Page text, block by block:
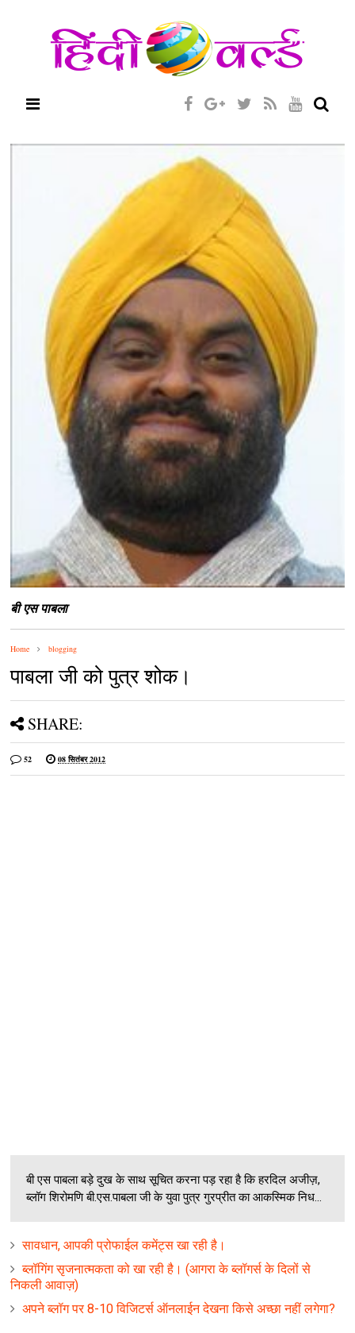
बी एस पाबला
Home blogging
पाबला जी को पुत्र शोक।
SHARE:
52 08 सितंबर 2012
बी एस पाबला बड़े दुख के साथ सूचित करना पड़ रहा है कि हरदिल अजीज़,
ब्‍लॉग शिरोमणि बी.एस.पाबला जी के युवा पुत्र गुरप्रीत का आकस्मिक निध...
सावधान, आपकी प्रोफाईल कमेंट्स खा रही है।
ब्लॉगिंग सृजनात्मकता को खा रही है। (आगरा के ब्लॉगर्स के दिलों से
निकली आवाज़)
अपने ब्लॉग पर 8-10 विजिटर्स ऑनलाईन देखना किसे अच्छा नहीं लगेगा?